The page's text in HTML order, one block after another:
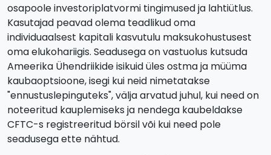
osapoole investoriplatvormi tingimused ja lahtiütlus.
Kasutajad peavad olema teadlikud oma
individuaalsest kapitali kasvutulu maksukohustusest
oma elukohariigis. Seadusega on vastuolus kutsuda
Ameerika Ühendriikide isikuid üles ostma ja müüma
kaubaoptsioone, isegi kui neid nimetatakse
"ennustuslepinguteks", välja arvatud juhul, kui need on
noteeritud kauplemiseks ja nendega kaubeldakse
CFTC-s registreeritud börsil või kui need pole
seadusega ette nähtud.